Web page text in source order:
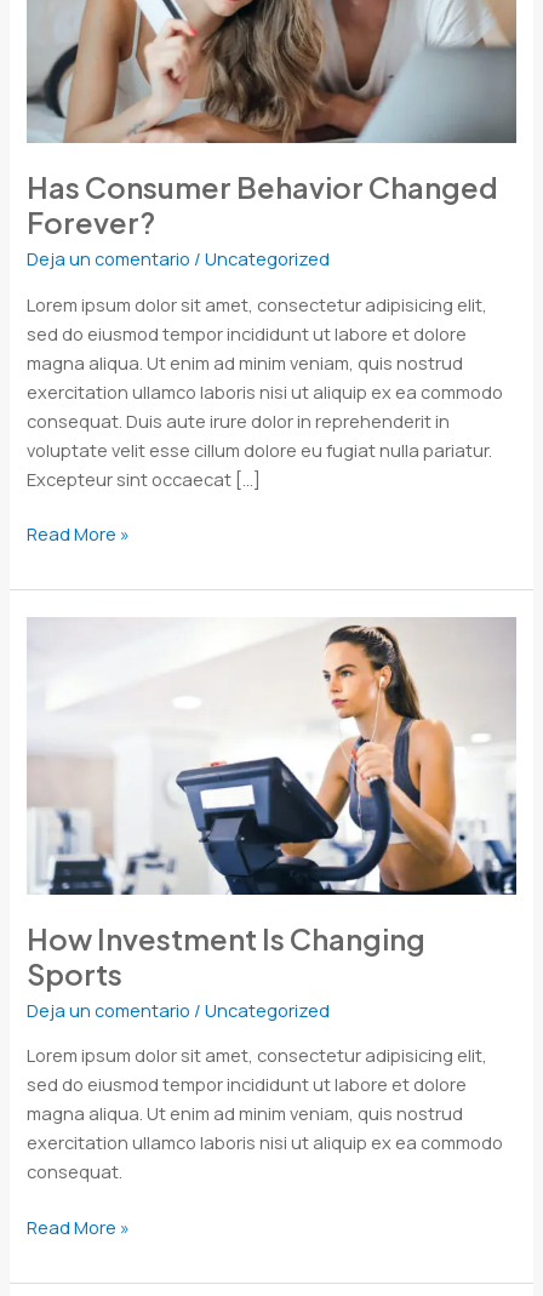
Has Consumer Behavior Changed
Forever?
Deja un comentario /Uncategorized
Lorem ipsum dolor sit amet, consectetur adipisicing elit,
sed do eiusmod tempor incididunt ut labore et dolore
magna aliqua. Ut enim ad minim veniam, quis nostrud
exercitation ullamco laboris nisi ut aliquip ex ea commodo
consequat. Duis aute irure dolor in reprehenderit in
voluptate velit esse cillum dolore eu fugiat nulla pariatur.
Excepteur sint occaecat […]
Read More »
How Investment Is Changing
Sports
Deja un comentario /Uncategorized
Lorem ipsum dolor sit amet, consectetur adipisicing elit,
sed do eiusmod tempor incididunt ut labore et dolore
magna aliqua. Ut enim ad minim veniam, quis nostrud
exercitation ullamco laboris nisi ut aliquip ex ea commodo
consequat.
Sports
Read More »